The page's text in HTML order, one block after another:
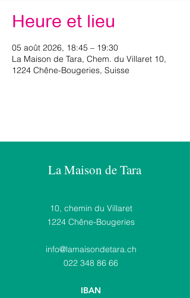
Heure et lieu
05 août 2026, 18:45 – 19:30
La Maison de Tara, Chem. du Villaret 10,
1224 Chêne-Bougeries, Suisse
La Maison de Tara
10, chemin du Villaret
1224 Chêne-Bougeries
info@lamaisondetara.ch
022 348 86 66
IBAN